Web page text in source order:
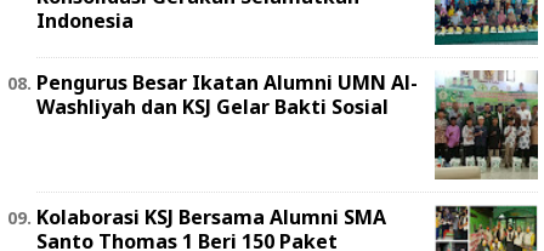
Indonesia
Pengurus Besar Ikatan Alumni UMN Al-
Washliyah dan KSJ Gelar Bakti Sosial
Kolaborasi KSJ Bersama Alumni SMA
Santo Thomas 1 Beri 150 Paket